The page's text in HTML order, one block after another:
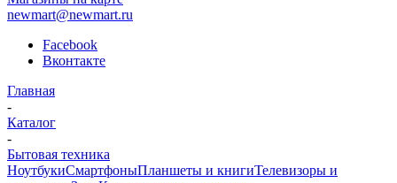
newmart@newmart.ru
Facebook
Вконтакте
Главная
-
Каталог
-
Бытовая техника
НоутбукиСмартфоныПланшеты и книгиТелевизоры и